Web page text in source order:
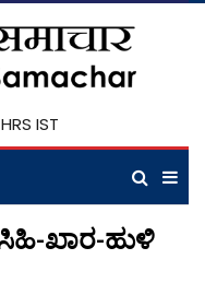
IST
ಖಾರ-ಹುಳಿ